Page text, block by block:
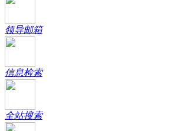
领导邮箱
信息检索
全站搜索